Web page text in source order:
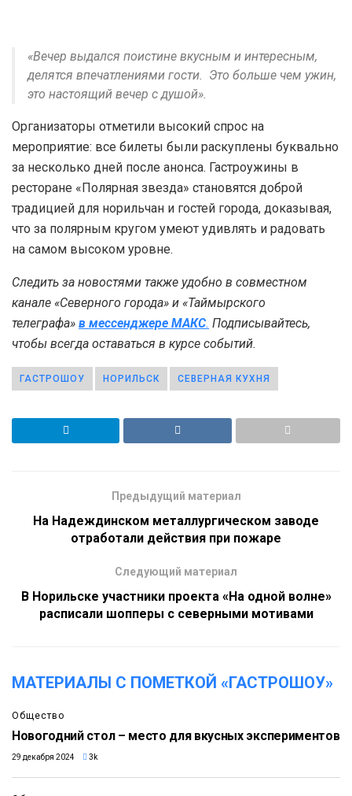
«Вечер выдался поистине вкусным и интересным,
делятся впечатлениями гости. Это больше чем ужин,
это настоящий вечер с душой».
Организаторы отметили высокий спрос на
мероприятие: все билеты были раскуплены буквально
за несколько дней после анонса. Гастроужины в
ресторане «Полярная звезда» становятся доброй
традицией для норильчан и гостей города, доказывая,
что за полярным кругом умеют удивлять и радовать
на самом высоком уровне.
Следить за новостями также удобно в совместном
канале «Северного города» и «Таймырского
телеграфа» в мессенджере MAКС. Подписывайтесь,
чтобы всегда оставаться в курсе событий.
ГАСТРОШОУ НОРИЛЬСК СЕВЕРНАЯ КУХНЯ
Предыдущий материал
На Надеждинском металлургическом заводе
отработали действия при пожаре
Следующий материал
В Норильске участники проекта «На одной волне»
расписали шопперы с северными мотивами
МАТЕРИАЛЫ С ПОМЕТКОЙ «ГАСТРОШОУ»
Общество
Новогодний стол – место для вкусных экспериментов
29 декабря 2024 3k